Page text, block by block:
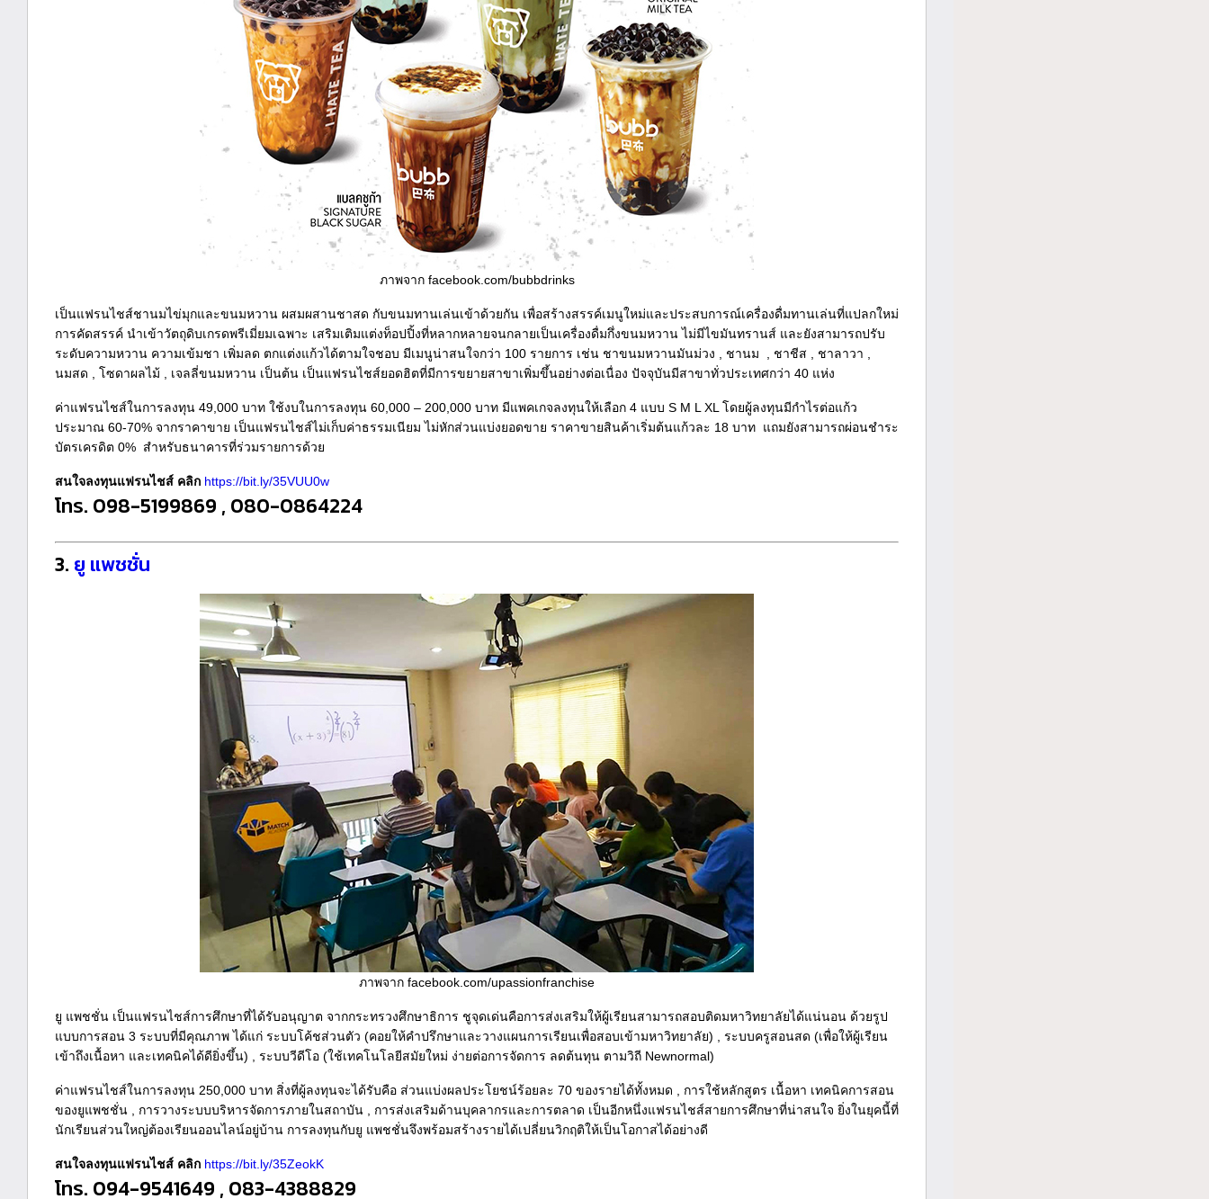
ภาพจาก facebook.com/bubbdrinks
เป็นแฟรนไชส์ชานมไข่มุกและขนมหวาน ผสมผสานชาสด กับขนมทานเล่นเข้าด้วยกัน เพื่อสร้างสรรค์เมนูใหม่และประสบการณ์เครื่องดื่มทานเล่นที่แปลกใหม่
การคัดสรรค์ นำเข้าวัตถุดิบเกรดพรีเมี่ยมเฉพาะ เสริมเติมแต่งท็อปปิ้งที่หลากหลายจนกลายเป็นเครื่องดื่มกึ่งขนมหวาน ไม่มีไขมันทรานส์ และยังสามารถปรับ
ระดับความหวาน ความเข้มชา เพิ่มลด ตกแต่งแก้วได้ตามใจชอบ มีเมนูน่าสนใจกว่า 100 รายการ เช่น ชาขนมหวานมันม่วง , ชานม , ชาชีส , ชาลาวา ,
นมสด , โซดาผลไม้ , เจลลี่ขนมหวาน เป็นต้น เป็นแฟรนไชส์ยอดฮิตที่มีการขยายสาขาเพิ่มขึ้นอย่างต่อเนื่อง ปัจจุบันมีสาขาทั่วประเทศกว่า 40 แห่ง
ค่าแฟรนไชส์ในการลงทุน 49,000 บาท ใช้งบในการลงทุน 60,000 – 200,000 บาท มีแพคเกจลงทุนให้เลือก 4 แบบ S M L XL โดยผู้ลงทุนมีกำไรต่อแก้ว
ประมาณ 60-70% จากราคาขาย เป็นแฟรนไชส์ไม่เก็บค่าธรรมเนียม ไม่หักส่วนแบ่งยอดขาย ราคาขายสินค้าเริ่มต้นแก้วละ 18 บาท แถมยังสามารถผ่อนชำระ
บัตรเครดิต 0% สำหรับธนาคารที่ร่วมรายการด้วย
สนใจลงทุนแฟรนไชส์ คลิก https://bit.ly/35VUU0w
โทร. 098-5199869 , 080-0864224
3. ยู แพชชั่น
ภาพจาก facebook.com/upassionfranchise
ยู แพชชั่น เป็นแฟรนไชส์การศึกษาที่ได้รับอนุญาต จากกระทรวงศึกษาธิการ ชูจุดเด่นคือการส่งเสริมให้ผู้เรียนสามารถสอบติดมหาวิทยาลัยได้แน่นอน ด้วยรูป
แบบการสอน 3 ระบบที่มีคุณภาพ ได้แก่ ระบบโค้ชส่วนตัว (คอยให้คำปรึกษาและวางแผนการเรียนเพื่อสอบเข้ามหาวิทยาลัย) , ระบบครูสอนสด (เพื่อให้ผู้เรียน
เข้าถึงเนื้อหา และเทคนิคได้ดียิ่งขึ้น) , ระบบวีดีโอ (ใช้เทคโนโลยีสมัยใหม่ ง่ายต่อการจัดการ ลดต้นทุน ตามวิถี Newnormal)
ค่าแฟรนไชส์ในการลงทุน 250,000 บาท สิ่งที่ผู้ลงทุนจะได้รับคือ ส่วนแบ่งผลประโยชน์ร้อยละ 70 ของรายได้ทั้งหมด , การใช้หลักสูตร เนื้อหา เทคนิคการสอน
ของยูแพชชั่น , การวางระบบบริหารจัดการภายในสถาบัน , การส่งเสริมด้านบุคลากรและการตลาด เป็นอีกหนึ่งแฟรนไชส์สายการศึกษาที่น่าสนใจ ยิ่งในยุคนี้ที่
นักเรียนส่วนใหญ่ต้องเรียนออนไลน์อยู่บ้าน การลงทุนกับยู แพชชั่นจึงพร้อมสร้างรายได้เปลี่ยนวิกฤติให้เป็นโอกาสได้อย่างดี
สนใจลงทุนแฟรนไชส์ คลิก https://bit.ly/35ZeokK
โทร. 094-9541649 , 083-4388829